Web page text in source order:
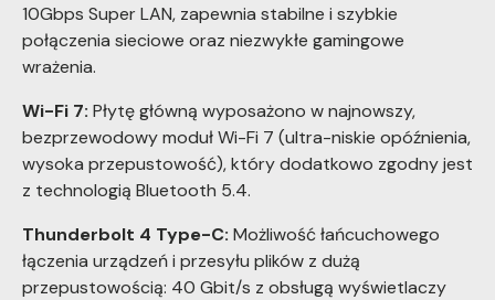
10Gbps Super LAN, zapewnia stabilne i szybkie
połączenia sieciowe oraz niezwykłe gamingowe
wrażenia.
Wi-Fi 7: Płytę główną wyposażono w najnowszy,
bezprzewodowy moduł Wi-Fi 7 (ultra-niskie opóźnienia,
wysoka przepustowość), który dodatkowo zgodny jest
z technologią Bluetooth 5.4.
Thunderbolt 4 Type-C: Możliwość łańcuchowego
łączenia urządzeń i przesyłu plików z dużą
przepustowością: 40 Gbit/s z obsługą wyświetlaczy